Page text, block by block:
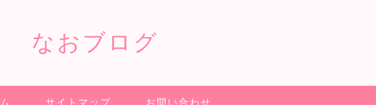
なおブログ
サイトマップ お問い合わせ